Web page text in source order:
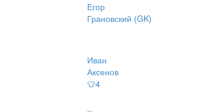
Егор
Грановский (GK)
Иван
Аксенов
👕4